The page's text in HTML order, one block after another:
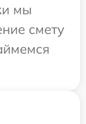
мы
смету